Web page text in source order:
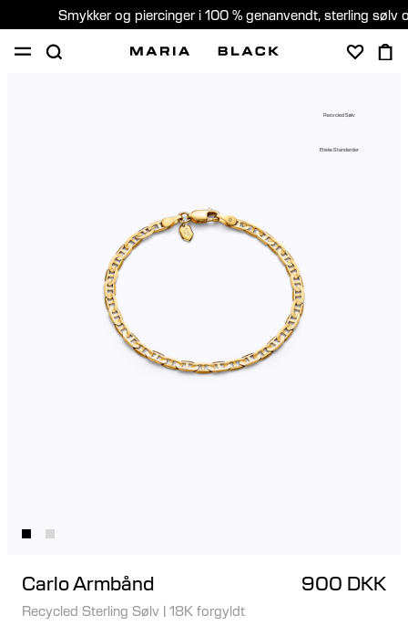
Smykker og piercinger i 100 % genanvendt, sterling sølv
Recycled Sølv
Etiske Standarder
Carlo Armbånd 900 DKK
Recycled Sterling Sølv | 18K forgyldt